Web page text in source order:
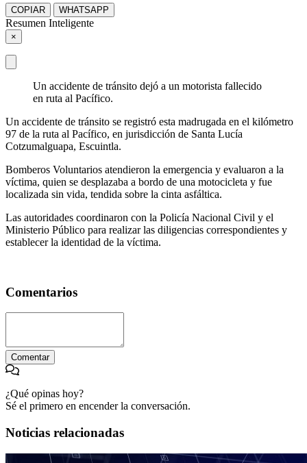
COPIAR WHATSAPP
Resumen Inteligente
×
Un accidente de tránsito dejó a un motorista fallecido
en ruta al Pacífico.
Un accidente de tránsito se registró esta madrugada en el kilómetro
97 de la ruta al Pacífico, en jurisdicción de Santa Lucía
Cotzumalguapa, Escuintla.
Bomberos Voluntarios atendieron la emergencia y evaluaron a la
víctima, quien se desplazaba a bordo de una motocicleta y fue
localizada sin vida, tendida sobre la cinta asfáltica.
Las autoridades coordinaron con la Policía Nacional Civil y el
Ministerio Público para realizar las diligencias correspondientes y
establecer la identidad de la víctima.
Comentarios
Comentar
¿Qué opinas hoy?
Sé el primero en encender la conversación.
Noticias relacionadas